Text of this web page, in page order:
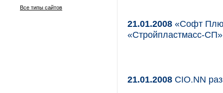
Все типы сайтов
21.01.2008 «Софт
«Стройпластмасс-СП»
21.01.2008 CIO.NN